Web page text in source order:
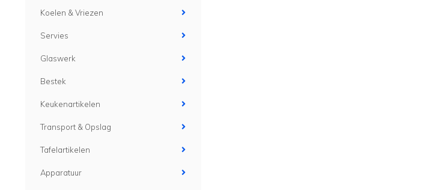
Koelen & Vriezen
Servies
Glaswerk
Bestek
Keukenartikelen
Transport & Opslag
Tafelartikelen
Apparatuur